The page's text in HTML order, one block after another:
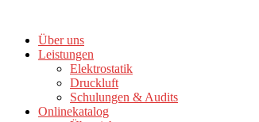
springenÜber uns
Leistungen
Elektrostatik
Druckluft
Schulungen & Audits
Onlinekatalog